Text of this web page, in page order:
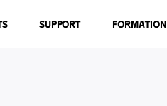
Support Formation